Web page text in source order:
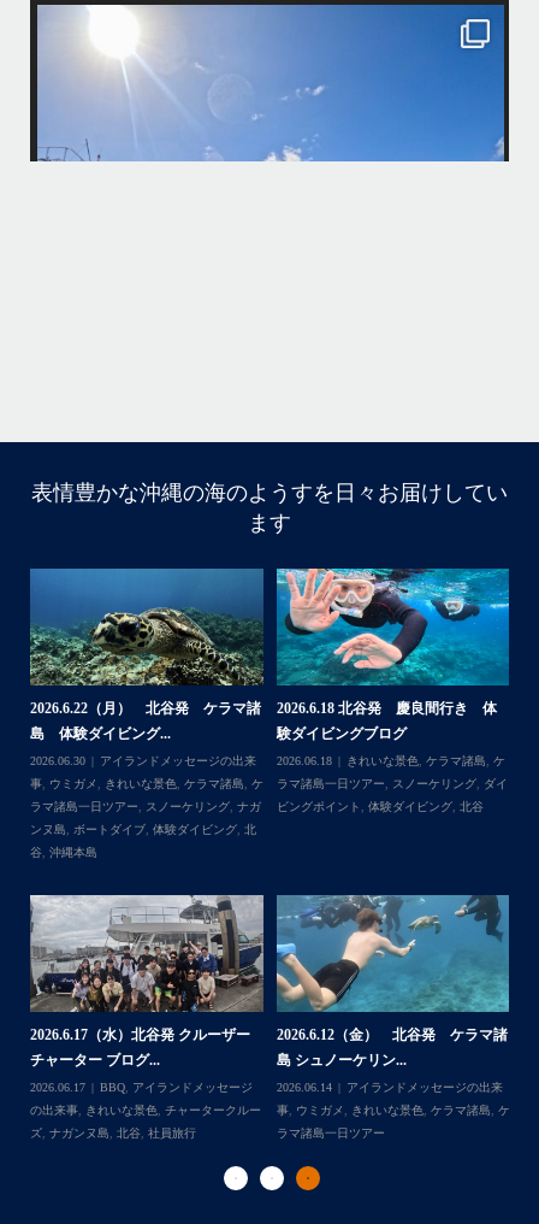
たくさんのご利用本当にありがとうございました
BBQにジェットスキー、バナナボート、SUP、パラセーリングなどな
ど…勇海号を拠点に色々お楽しみ頂きましたよ〜
海も荒れずにいい天気の中開催できたので何よりです
また来年もリピートして頂けたら嬉しいです
10月前半クルーザーチャーター
たくさんのご利用本当にありがとうございました
BBQにジェットスキー、バナナボート、SUP、パラセーリ
ングなどなど…勇海号を拠点に色々お楽しみ頂きました
よ〜
・
海も荒れずにいい天気の中開催できたので何よりです
また来年もリピートして頂けたら嬉しいです
・
発着の国立公園指定の慶良間諸島(#ケラマ)の日帰り#ダイビ
ング・#スノーケリング ツアーを開催しているマリンショッ
表情豊かな沖縄の海のようすを日々お届けしてい
ます
【台風13号によるツアー中止のお知
らせ】
2026.08.06
アイランドメッセージの出来
事, 台風
2026.8.2（火） 北谷発 ケラマ諸
島 体験ダイビング&...
2026.08.03
アイランドメッセージの出来
事,きれいな景色,ケラマ諸島, ケラマ諸島
一日ツアー ,スノーケリング,ナガンヌ島
2026.7.28（火） 北谷発 ケラマ諸
島 体験ダイビング...
2026.07.30
アイランドメッセージの出来
事,ウミウシ ,きれいな景色, ケラマ諸島,ケ
ラマ諸島一日ツアー,スノーケリング, 体験
ダイビング,北谷
2026.7.23 北谷発 慶良間行き 体
験ダイビング＆シュ...
ケラマ諸島